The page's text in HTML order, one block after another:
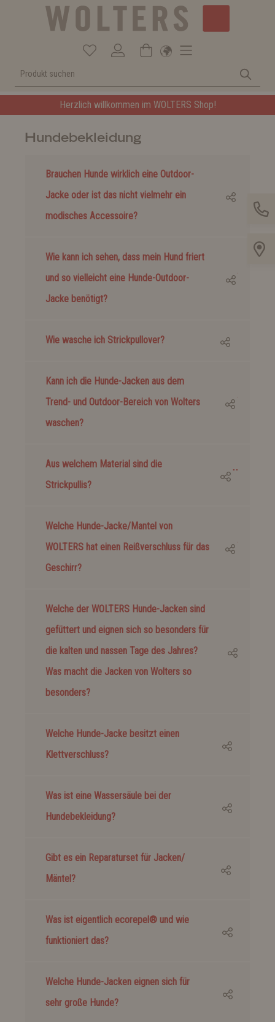
Herzlich willkommen im WOLTERS Shop!
Hundebekleidung
Brauchen Hunde wirklich eine Outdoor-
Jacke oder ist das nicht vielmehr ein
modisches Accessoire?
Wie kann ich sehen, dass mein Hund friert
und so vielleicht eine Hunde-Outdoor-
Jacke benötigt?
Wie wasche ich Strickpullover?
Kann ich die Hunde-Jacken aus dem
Trend- und Outdoor-Bereich von Wolters
waschen?
Aus welchem Material sind die
Strickpullis?
Welche Hunde-Jacke/Mantel von
WOLTERS hat einen Reißverschluss für das
Geschirr?
Welche der WOLTERS Hunde-Jacken sind
gefüttert und eignen sich so besonders für
die kalten und nassen Tage des Jahres?
Was macht die Jacken von Wolters so
besonders?
Welche Hunde-Jacke besitzt einen
Klettverschluss?
Was ist eine Wassersäule bei der
Hundebekleidung?
Gibt es ein Reparaturset für Jacken/
Mäntel?
Was ist eigentlich ecorepel® und wie
funktioniert das?
Welche Hunde-Jacken eignen sich für
sehr große Hunde?